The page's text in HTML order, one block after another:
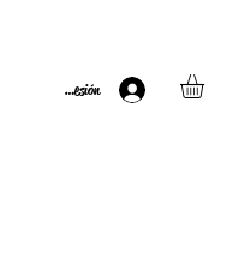
Iniciar Sesión